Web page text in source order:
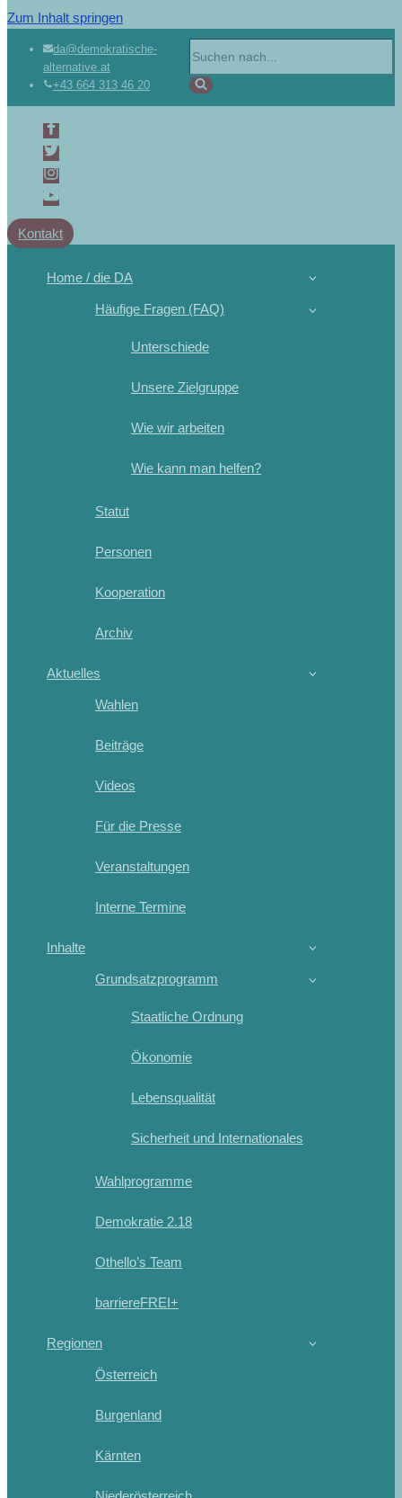
Zum Inhalt springen
da@demokratische-
alternative.at
+43 664 313 46 20
Kontakt
Home / die DA
Häufige Fragen (FAQ)
Unterschiede
Unsere Zielgruppe
Wie wir arbeiten
Wie kann man helfen?
Statut
Personen
Kooperation
Archiv
Aktuelles
Wahlen
Beiträge
Videos
Für die Presse
Veranstaltungen
Interne Termine
Inhalte
Grundsatzprogramm
Staatliche Ordnung
Ökonomie
Lebensqualität
Sicherheit und Internationales
Wahlprogramme
Demokratie 2.18
Othello’s Team
barriereFREI+
Regionen
Österreich
Burgenland
Kärnten